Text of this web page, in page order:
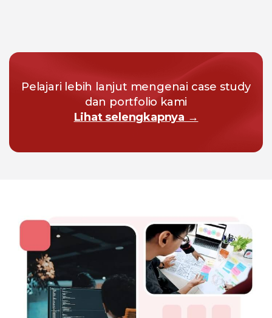
Pelajari lebih lanjut mengenai case study
dan portfolio kami
Lihat selengkapnya →